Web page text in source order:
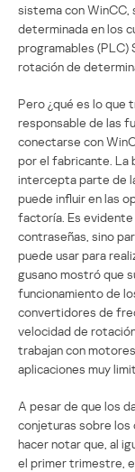
sistema con WinCC,
determinada en los
programables (PLC)
rotación de
Pero ¿qué es lo que
responsable de las
conectarse con
por el fabricante. La
intercepta parte de
puede influir en las
factoría. Es
contraseñas, sino
puede usar para
gusano mostró que
funcionamiento de
convertidores de
velocidad de
trabajan con
aplicaciones muy
A pesar de que los
conjeturas sobre
hacer notar que, al
el primer trimestre,